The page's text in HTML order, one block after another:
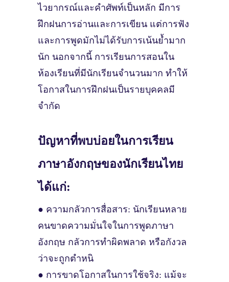
ไวยากรณ์และคำศัพท์เป็นหลัก มีการ
ฝึกฝนการอ่านและการเขียน แต่การฟัง
และการพูดมักไม่ได้รับการเน้นย้ำมาก
นัก นอกจากนี้ การเรียนการสอนใน
ห้องเรียนที่มีนักเรียนจำนวนมาก ทำให้
โอกาสในการฝึกฝนเป็นรายบุคคลมี
จำกัด
ปัญหาที่พบบ่อยในการเรียน
ภาษาอังกฤษของนักเรียนไทย
ได้แก่:
● ความกลัวการสื่อสาร: นักเรียนหลาย
คนขาดความมั่นใจในการพูดภาษา
อังกฤษ กลัวการทำผิดพลาด หรือกังวล
ว่าจะถูกตำหนิ
● การขาดโอกาสในการใช้จริง: แม้จะ